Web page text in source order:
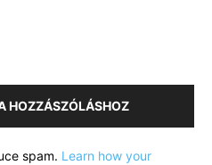
HOZZÁSZÓLÁSHOZ
spam. Learn how your